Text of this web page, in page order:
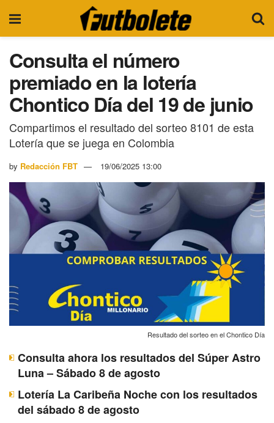
Consulta el número
premiado en la lotería
Chontico Día del 19 de junio
Compartimos el resultado del sorteo 8101 de esta
Lotería que se juega en Colombia
by Redacción FBT 19/06/2025 13:00
Resultado del sorteo en el Chontico Día
Consulta ahora los resultados del Súper Astro
Luna – Sábado 8 de agosto
Lotería La Caribeña Noche con los resultados
del sábado 8 de agosto